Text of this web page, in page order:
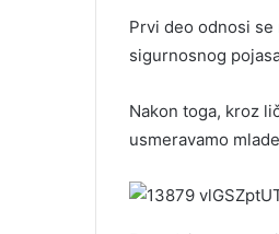
Prvi deo odnosi
sigurnosnog
Nakon toga, kroz
usmeravamo